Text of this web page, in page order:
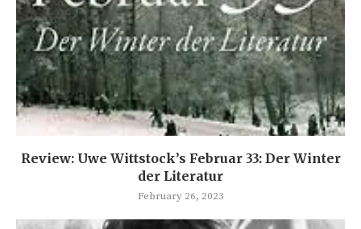
Review: Uwe Wittstock’s Februar 33: Der Winter
der Literatur
February 26, 2023